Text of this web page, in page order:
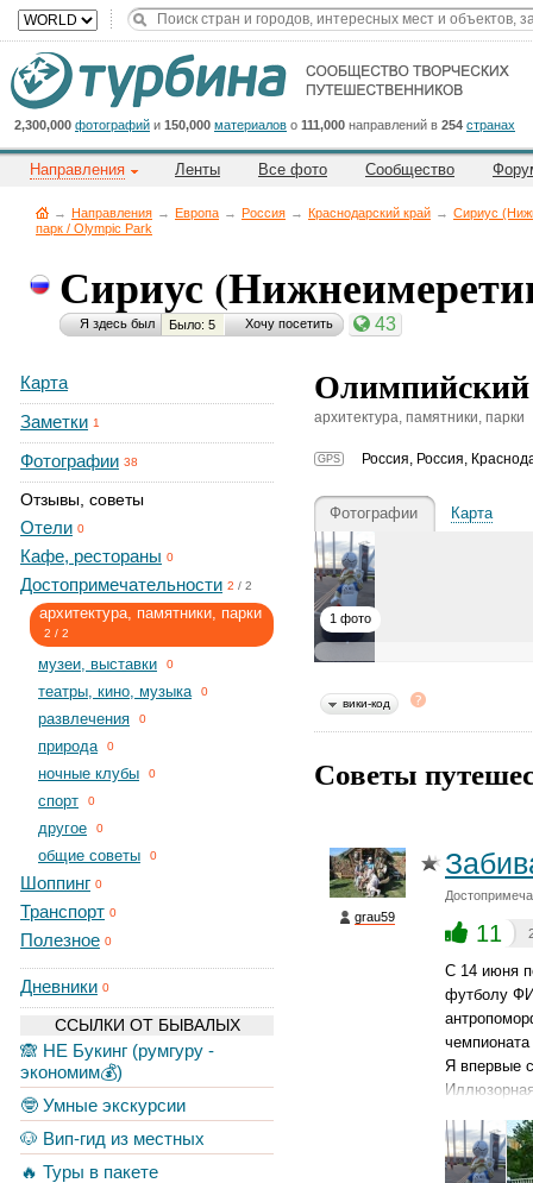
2,300,000 фотографий и 150,000 материалов о 111,000 направлений в 254 странах
Направления Ленты Все фото Сообщество
→ Направления → Европа → Россия → Краснодарский край → Сириус
парк / Olympic Park
Сириус
Я здесь был Было: 5 Хочу посетить 43
Карта
Заметки 1
Фотографии 38
Отзывы, советы
Отели 0
Кафе, рестораны 0
Достопримечательности 2 / 2
архитектура, памятники, парки
2 / 2
музеи, выставки 0
театры, кино, музыка 0
развлечения 0
природа 0
ночные клубы 0
спорт 0
другое 0
общие советы 0
Шоппинг 0
Транспорт 0
Полезное 0
Дневники 0
ССЫЛКИ ОТ БЫВАЛЫХ
🙈 НЕ Букинг (румгуру -
экономим💰)
🤓 Умные экскурсии
🐶 Вип-гид из местных
🔥 Туры в пакете
архитектура, памятники, парки
GPS Россия, Россия,
Фотографии Карта
1 фото
вики-код
Советы
grau59
11
С 14 июня
футболу
Я впервые
Cейчас
на
сайте:
Title
Button